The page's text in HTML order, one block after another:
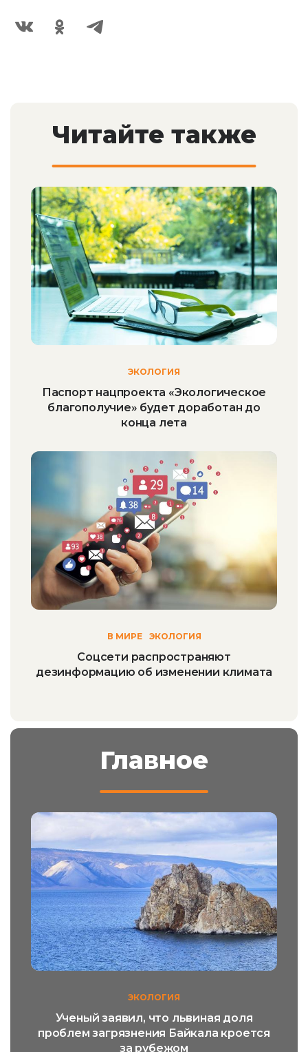
Читайте также
ЭКОЛОГИЯ
Паспорт нацпроекта «Экологическое
благополучие» будет доработан до
конца лета
В МИРЕ ЭКОЛОГИЯ
Соцсети распространяют
дезинформацию об изменении климата
Главное
ЭКОЛОГИЯ
Ученый заявил, что львиная доля
проблем загрязнения Байкала кроется
за рубежом